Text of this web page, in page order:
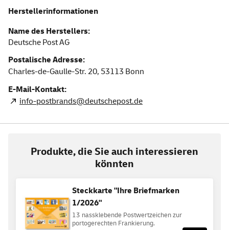
Herstellerinformationen
Name des Herstellers:
Deutsche Post AG
Postalische Adresse:
Charles-de-Gaulle-Str. 20, 53113 Bonn
E-Mail-Kontakt:
info-postbrands@deutschepost.de
Produkte, die Sie auch interessieren
könnten
Steckkarte "Ihre Briefmarken
1/2026"
13 nassklebende Postwertzeichen zur
portogerechten Frankierung.